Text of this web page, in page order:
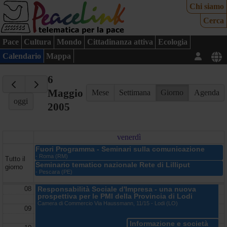
Chi siamo
Cerca
Pace Cultura Mondo Cittadinanza attiva
Ecologia
Calendario
Mappa
oggi
6
Maggio
2005
Mese Settimana Giorno Agenda
venerdì
Tutto il
giorno
Fuori Programma - Seminari sulla comunicazione
- Roma (RM)
Seminario tematico nazionale Rete di Lilliput
- Pescara (PE)
08
09
Responsabilità Sociale d'Impresa - una nuova
prospettiva per le PMI della Provincia di Lodi
Camera di Commercio Via Haussmann, 11/15 - Lodi (LO)
Informazione e società